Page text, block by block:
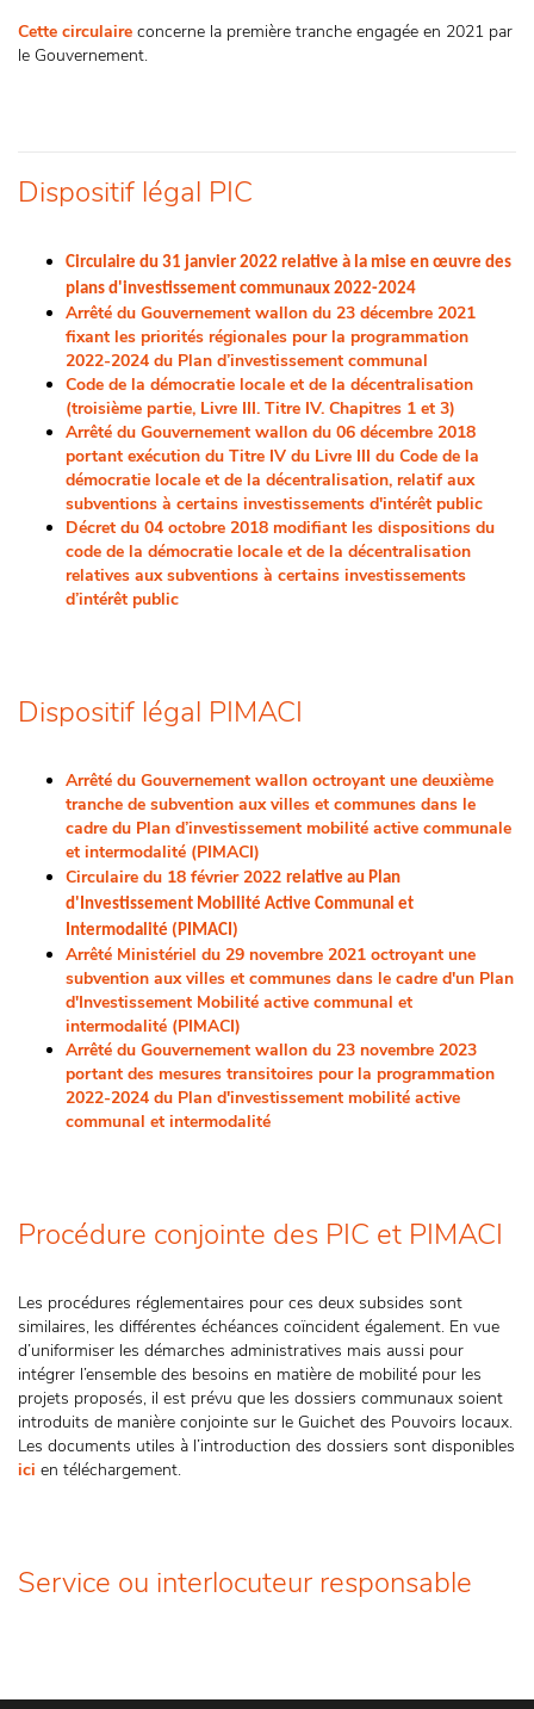
Cette circulaire concerne la première tranche engagée en 2021 par
le Gouvernement.
Dispositif légal PIC
Circulaire du 31 janvier 2022 relative à la mise en œuvre des
plans d'investissement communaux 2022-2024
Arrêté du Gouvernement wallon du 23 décembre 2021
fixant les priorités régionales pour la programmation
2022-2024 du Plan d’investissement communal
Code de la démocratie locale et de la décentralisation
(troisième partie, Livre III. Titre IV. Chapitres 1 et 3)
Arrêté du Gouvernement wallon du 06 décembre 2018
portant exécution du Titre IV du Livre III du Code de la
démocratie locale et de la décentralisation, relatif aux
subventions à certains investissements d'intérêt public
Décret du 04 octobre 2018 modifiant les dispositions du
code de la démocratie locale et de la décentralisation
relatives aux subventions à certains investissements
d’intérêt public
Dispositif légal PIMACI
Arrêté du Gouvernement wallon octroyant une deuxième
tranche de subvention aux villes et communes dans le
cadre du Plan d’investissement mobilité active communale
et intermodalité (PIMACI)
Circulaire du 18 février 2022 relative au Plan
d'Investissement Mobilité Active Communal et
Intermodalité (PIMACI)
Arrêté Ministériel du 29 novembre 2021 octroyant une
subvention aux villes et communes dans le cadre d'un Plan
d'Investissement Mobilité active communal et
intermodalité (PIMACI)
Arrêté du Gouvernement wallon du 23 novembre 2023
portant des mesures transitoires pour la programmation
2022-2024 du Plan d'investissement mobilité active
communal et intermodalité
Procédure conjointe des PIC et PIMACI
Les procédures réglementaires pour ces deux subsides sont
similaires, les différentes échéances coïncident également. En vue
d’uniformiser les démarches administratives mais aussi pour
intégrer l’ensemble des besoins en matière de mobilité pour les
projets proposés, il est prévu que les dossiers communaux soient
introduits de manière conjointe sur le Guichet des Pouvoirs locaux.
Les documents utiles à l’introduction des dossiers sont disponibles
ici en téléchargement.
Service ou interlocuteur responsable